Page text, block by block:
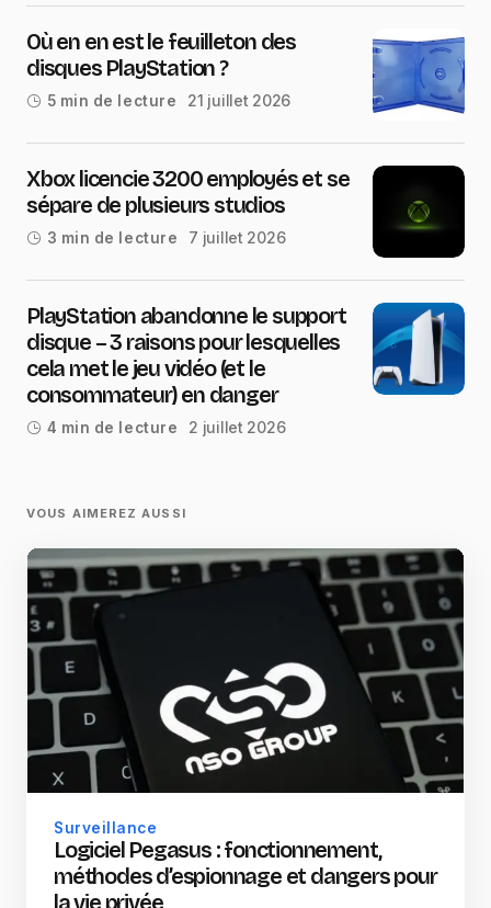
Où en en est le feuilleton des
disques PlayStation ?
5 min de lecture 21 juillet 2026
Xbox licencie 3200 employés et se
sépare de plusieurs studios
3 min de lecture 7 juillet 2026
PlayStation abandonne le support
disque – 3 raisons pour lesquelles
cela met le jeu vidéo (et le
consommateur) en danger
4 min de lecture 2 juillet 2026
VOUS AIMEREZ AUSSI
Surveillance
Logiciel Pegasus : fonctionnement,
méthodes d’espionnage et dangers pour
la vie privée